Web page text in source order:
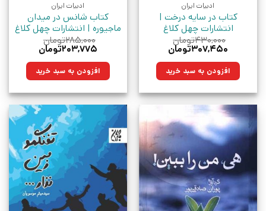
ادبیات ایران
کتاب در سایه درخت |
انتشارات چهل کلاغ
۴۳۰,۰۰۰تومان
قیمت
۴۳۰,۰۰۰تومان
بود.
۳۰۷,۴۵۰تومان
۳۰۷,۴۵۰تومان.افزودن به سبد خرید
ادبیات ایران
کتاب شانس در میدان
ماجیوره | انتشارات چهل کلاغ
۲۸۵,۰۰۰تومان
قیمت
۲۸۵,۰۰۰تومان
بود.
۲۰۳,۷۷۵تومان
۲۰۳,۷۷۵تومان.افزودن به سبد خرید